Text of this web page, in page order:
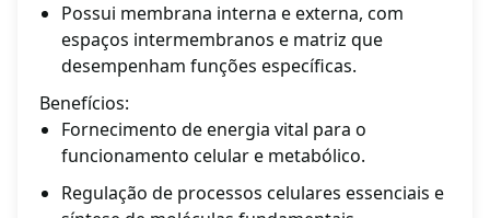
Possui membrana interna e externa, com
espaços intermembranos e matriz que
desempenham funções específicas.
Benefícios:
Fornecimento de energia vital para o
funcionamento celular e metabólico.
Regulação de processos celulares essenciais e